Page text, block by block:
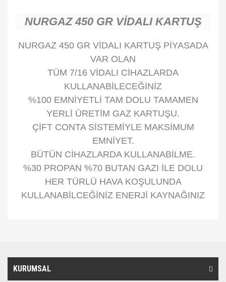
NURGAZ 450 GR VİDALI KARTUŞ
NURGAZ 450 GR VİDALI KARTUŞ PİYASADA
VAR OLAN
TÜM 7/16 VİDALI CİHAZLARDA
KULLANABİLECEĞİNİZ
%100 EMNİYETLİ TAM DOLU TAMAMEN
YERLİ ÜRETİM GAZ KARTUŞU.
ÇİFT CONTA SİSTEMİYLE MAKSİMUM
EMNİYET.
BÜTÜN CİHAZLARDA KULLANABİLME.
%30 PROPAN %70 BUTAN GAZI İLE DOLU
HER TÜRLÜ HAVA KOŞULUNDA
KULLANABİLCEĞİNİZ ENERJİ KAYNAĞINIZ
KURUMSAL